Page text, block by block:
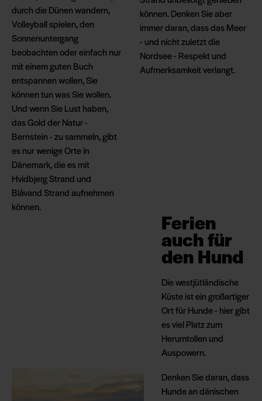
durch die Dünen wandern,
Volleyball spielen, den
Sonnenuntergang
beobachten oder einfach nur
mit einem guten Buch
entspannen wollen, Sie
können tun was Sie wollen.
Und wenn Sie Lust haben,
das Gold der Natur -
Bernstein - zu sammeln, gibt
es nur wenige Orte in
Dänemark, die es mit
Hvidbjerg Strand und
Blåvand Strand aufnehmen
können.
können. Denken Sie aber
immer daran, dass das Meer
- und nicht zuletzt die
Nordsee - Respekt und
Aufmerksamkeit verlangt.
Ferien
auch für
den Hund
Die westjütländische
Küste ist ein großartiger
Ort für Hunde - hier gibt
es viel Platz zum
Herumtollen und
Auspowern.
Denken Sie daran, dass
Hunde an dänischen